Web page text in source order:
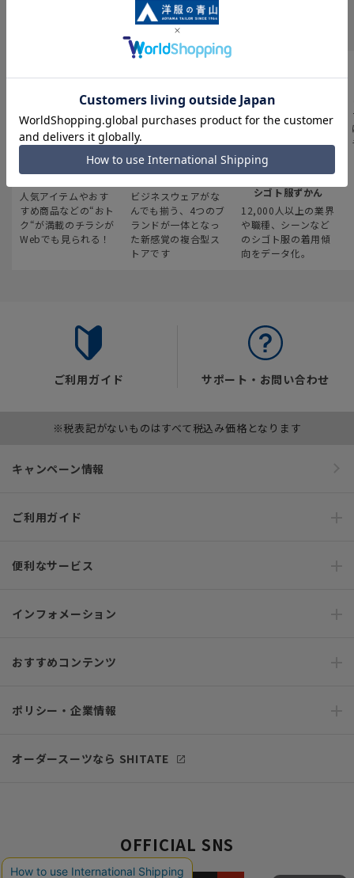
INFORMATION
最新のお買い得情報
人気アイテムやおす
すめ商品などの“おト
ク“が満載のチラシが
Webでも見られる！
スーツスクエア
ビジネスウェアがな
んでも揃う、4つのブ
ランドが一体となっ
た新感覚の複合型ス
トアです
みんなの
シゴト服ずかん
12,000人以上の業界
や職種、シーンなど
のシゴト服の着用傾
向をデータ化。
ご利用ガイド サポート・お問い合わせ
※税表記がないものはすべて税込み価格となります
キャンペーン情報
ご利用ガイド
便利なサービス
インフォメーション
おすすめコンテンツ
ポリシー・企業情報
オーダースーツなら SHITATE
OFFICIAL SNS